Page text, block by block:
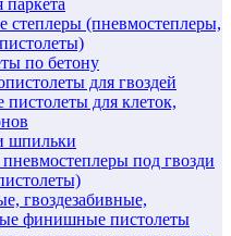
степлеры (пневмостеплеры,
по бетону
для гвоздей
для клеток,
шпильки
под гвозди
гвоздезабивные,
финишные пистолеты